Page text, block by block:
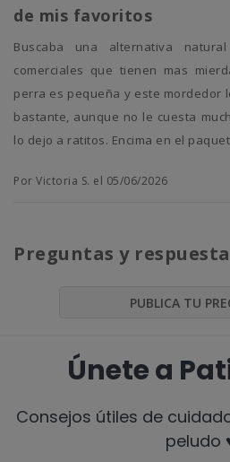
de mis favoritos
Buscaba una alternativa natural frente a otros snacks
comerciales que tienen mas
perra es pequeña y este mordedor
bastante, aunque no le cuesta
lo dejo a ratitos. Encima en el
Por Victoria S. el 05/06/2026
Preguntas y
PUBLICA TU
Únete a
Consejos útiles de
peludo